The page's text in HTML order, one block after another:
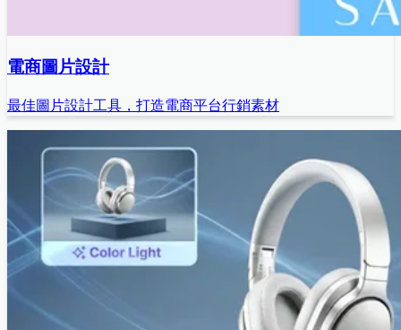
電商圖片設計
最佳圖片設計工具，打造電商平台行銷素材